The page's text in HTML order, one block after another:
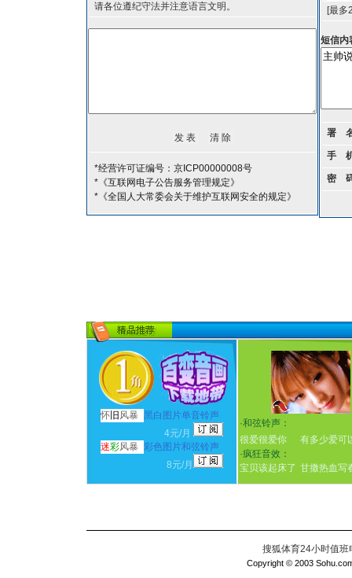
请各位遵纪守法并注意语言文明。
*经营许可证编号：京ICP00000008号
*《互联网电子公告服务管理规定》
*《全国人大常委会关于维护互联网安全的规定》
[最多
短信内
署
手
密
怀 旧 风暴
黑白图片单音铃声
4元/月
迷彩风暴 彩色图片和弦铃声
8元/月
·和弦铃声：
很爱很爱你
有多少爱可
·疯狂音效：
宝贝该起床了 甘撒热血写
搜狐体育24小时值
Copyright © 2003